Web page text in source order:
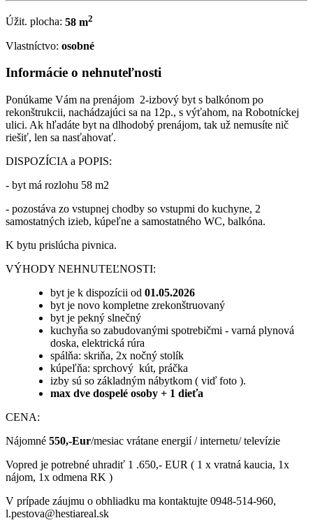
Úžit. plocha: 58 m2
Vlastníctvo: osobné
Informácie o nehnuteľnosti
Ponúkame Vám na prenájom 2-izbový byt s balkónom po
rekonštrukcii, nachádzajúci sa na 12p., s výťahom, na Robotníckej
ulici. Ak hľadáte byt na dlhodobý prenájom, tak už nemusíte nič
riešiť, len sa nasťahovať.
DISPOZÍCIA a POPIS:
- byt má rozlohu 58 m2
- pozostáva zo vstupnej chodby so vstupmi do kuchyne, 2
samostatných izieb, kúpeľne a samostatného WC, balkóna.
K bytu prislúcha pivnica.
VÝHODY NEHNUTEĽNOSTI:
byt je k dispozícii od 01.05.2026
byt je novo kompletne zrekonštruovaný
byt je pekný slnečný
kuchyňa so zabudovanými spotrebičmi - varná plynová
doska, elektrická rúra
spálňa: skriňa, 2x nočný stolík
kúpeľňa: sprchový kút, práčka
izby sú so základným nábytkom ( viď foto ).
max dve dospelé osoby + 1 dieťa
CENA:
Nájomné 550,-Eur/mesiac vrátane energií / internetu/ televízie
Vopred je potrebné uhradiť 1 .650,- EUR ( 1 x vratná kaucia, 1x
nájom, 1x odmena RK )
V prípade záujmu o obhliadku ma kontaktujte 0948-514-960,
l.pestova@hestiareal.sk